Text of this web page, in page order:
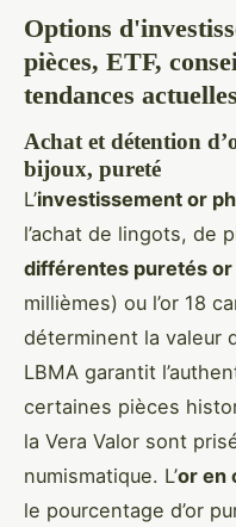
Options
pièces, ETF,
tendances actuelles
Achat et détention
bijoux, pureté
L’investissement or
l’achat de lingots, de
différentes puretés or
millièmes) ou l’or 18
déterminent la valeur
LBMA garantit
certaines pièces
la Vera Valor sont
numismatique. L’or en
le pourcentage d’or